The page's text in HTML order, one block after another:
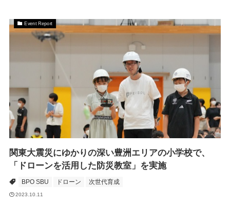
Event Report
関東大震災にゆかりの深い豊洲エリアの小学校で、
「ドローンを活用した防災教室」を実施
BPO SBU ドローン 次世代育成
2023.10.11